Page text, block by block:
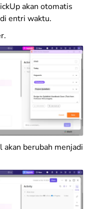
akan otomatis
entri waktu.
berubah menjadi